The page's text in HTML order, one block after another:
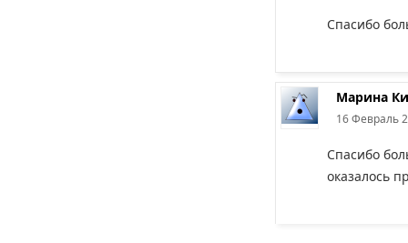
Спасибо
Марина
16 Февраль
Спасибо
оказалось